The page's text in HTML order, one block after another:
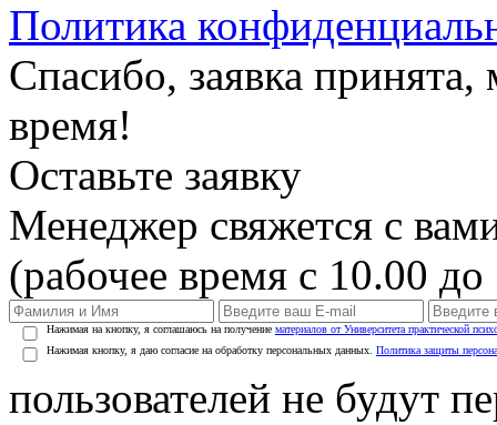
Политика
Спасибо, заявка
время!
Оставьте заявку
Менеджер свяжется с
(рабочее время с 10.00
Нажимая на кнопку, я соглашаюсь на получение материалов от Университета практической
Нажимая кнопку, я даю согласие на обработку персональных данных. Политика защиты
пользователей не будут